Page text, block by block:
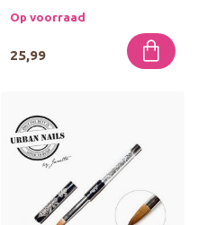
Op voorraad
25,99